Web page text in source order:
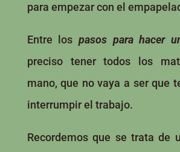
para empezar con el
Entre lospasos para hacer
preciso tener todos los
mano, que no vaya a ser que
interrumpir el trabajo.
Recordemos que se trata de